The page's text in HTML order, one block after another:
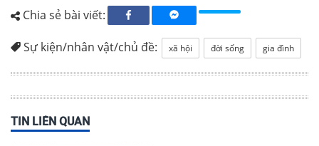
Chia sẻ bài viết:
Sự kiện/nhân vật/chủ đề: xã hội đời sống gia đình
TIN LIÊN QUAN